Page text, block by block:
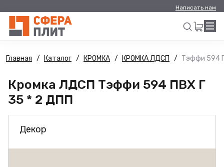
Написать нам
Искать
Главная Каталог КРОМКА КРОМКА ЛДСП Тэффи 594
Кромка ЛДСП Тэффи 594 ПВХ Г
35 * 2 ДПП
Декор